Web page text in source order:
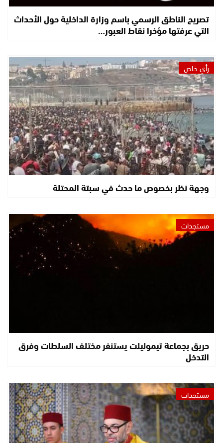
تصريح الناطق الرسمي باسم وزارة الداخلية حول الأحداث
التي عرفتها مؤخرا نقاط العبور…
رأي خاص
وجهة نظر بخصوص ما حدث في سبتة المحتلة
مستجدات
حريق بجماعة تيموليلت يستنفر مختلف السلطات وفرق
التدخل
مستجدات